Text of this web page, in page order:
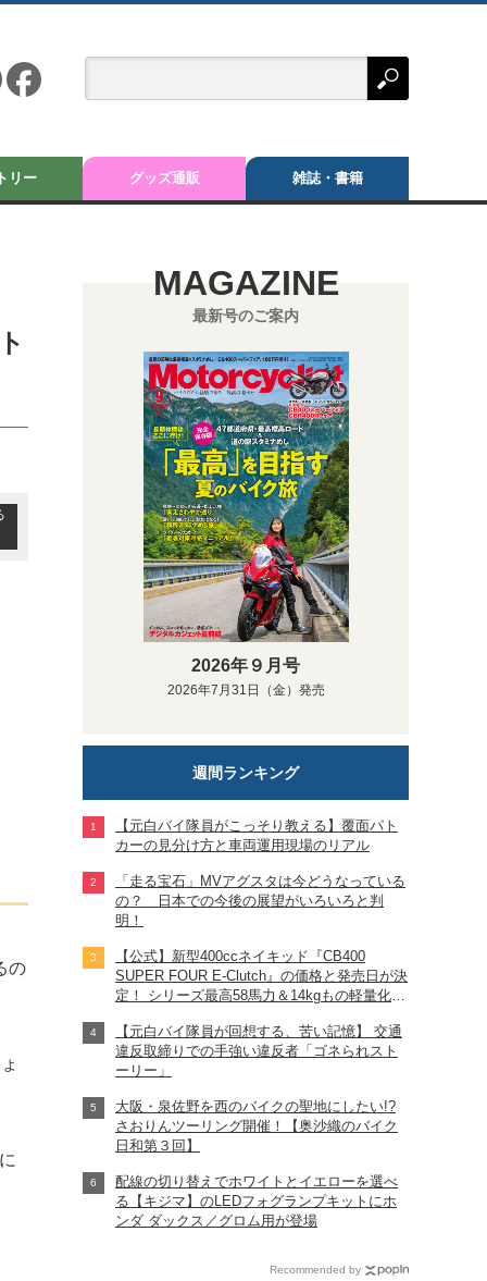
リー グッズ通販 雑誌・書籍
の
MAGAZINE
最新号のご案内
2026年９月号
2026年7月31日（金）発売
週間ランキング
【元白バイ隊員がこっそり教える】覆面パト
カーの見分け方と車両運用現場のリアル
「走る宝石」MVアグスタは今どうなっている
の？ 日本での今後の展望がいろいろと判
明！
【公式】新型400ccネイキッド『CB400
SUPER FOUR E-Clutch』の価格と発売日が決
定！ シリーズ最高58馬力＆14kgもの軽量化!?
【Honda2026新車ニュース】
【元白バイ隊員が回想する、苦い記憶】 交通
違反取締りでの手強い違反者「ゴネられスト
ーリー」
大阪・泉佐野を西のバイクの聖地にしたい!?
さおりんツーリング開催！【奥沙織のバイク
日和第３回】
配線の切り替えでホワイトとイエローを選べ
る【キジマ】のLEDフォグランプキットにホ
ンダ ダックス／グロム用が登場
Recommended by